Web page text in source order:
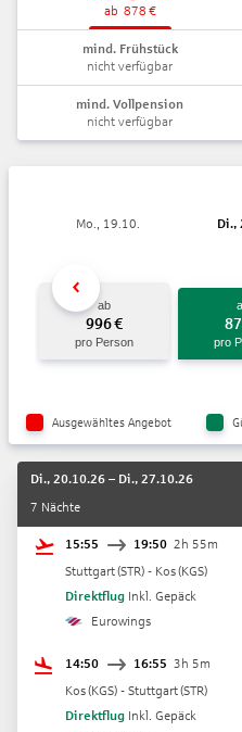
ab 878 €
mind. Frühstück
nicht verfügbar
mind. Vollpension
nicht verfügbar
Mo., 19.10.
ab
996€
pro Person
Di.,
pro
Ausgewähltes Angebot
Di., 20.10.26 – Di., 27.10.26
7 Nächte
15:55 19:50 2h 55m
Stuttgart(STR) - Kos(KGS)
Direktflug Inkl. Gepäck
Eurowings
14:50 16:55 3h 5m
Kos(KGS) - Stuttgart(STR)
Direktflug Inkl. Gepäck